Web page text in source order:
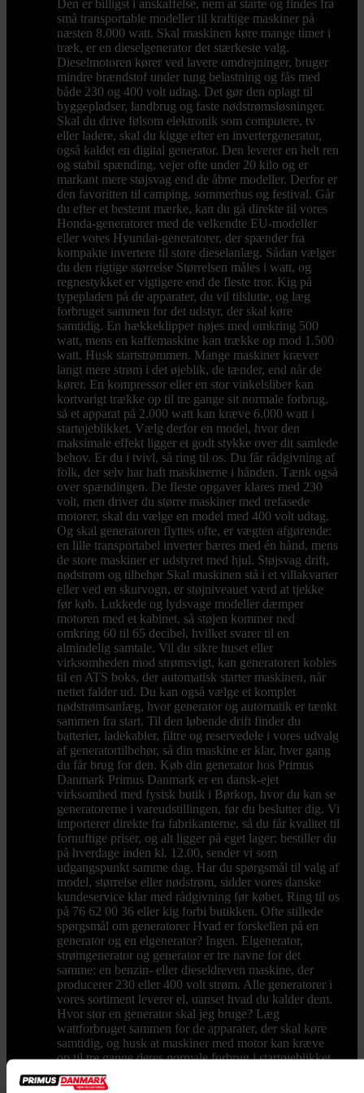
Den er billigst i anskaffelse, nem at starte og findes fra
små transportable modeller til kraftige maskiner på
næsten 8.000 watt. Skal maskinen køre mange timer i
træk, er en dieselgenerator det stærkeste valg.
Dieselmotoren kører ved lavere omdrejninger, bruger
mindre brændstof under tung belastning og fås med
både 230 og 400 volt udtag. Det gør den oplagt til
byggepladser, landbrug og faste nødstrømsløsninger.
Skal du drive følsom elektronik som computere, tv
eller ladere, skal du kigge efter en invertergenerator,
også kaldet en digital generator. Den leverer en helt ren
og stabil spænding, vejer ofte under 20 kilo og er
markant mere støjsvag end de åbne modeller. Derfor er
den favoritten til camping, sommerhus og festival. Går
du efter et bestemt mærke, kan du gå direkte til vores
Honda-generatorer med de velkendte EU-modeller
eller vores Hyundai-generatorer, der spænder fra
kompakte invertere til store dieselanlæg. Sådan vælger
du den rigtige størrelse Størrelsen måles i watt, og
regnestykket er vigtigere end de fleste tror. Kig på
typepladen på de apparater, du vil tilslutte, og læg
forbruget sammen for det udstyr, der skal køre
samtidig. En hækkeklipper nøjes med omkring 500
watt, mens en kaffemaskine kan trække op mod 1.500
watt. Husk startstrømmen. Mange maskiner kræver
langt mere strøm i det øjeblik, de tænder, end når de
kører. En kompressor eller en stor vinkelsliber kan
kortvarigt trække op til tre gange sit normale forbrug,
så et apparat på 2.000 watt kan kræve 6.000 watt i
startøjeblikket. Vælg derfor en model, hvor den
maksimale effekt ligger et godt stykke over dit samlede
behov. Er du i tvivl, så ring til os. Du får rådgivning af
folk, der selv har haft maskinerne i hånden. Tænk også
over spændingen. De fleste opgaver klares med 230
volt, men driver du større maskiner med trefasede
motorer, skal du vælge en model med 400 volt udtag.
Og skal generatoren flyttes ofte, er vægten afgørende:
en lille transportabel inverter bæres med én hånd, mens
de store maskiner er udstyret med hjul. Støjsvag drift,
nødstrøm og tilbehør Skal maskinen stå i et villakvarter
eller ved en skurvogn, er støjniveauet værd at tjekke
før køb. Lukkede og lydsvage modeller dæmper
motoren med et kabinet, så støjen kommer ned
omkring 60 til 65 decibel, hvilket svarer til en
almindelig samtale. Vil du sikre huset eller
virksomheden mod strømsvigt, kan generatoren kobles
til en ATS boks, der automatisk starter maskinen, når
nettet falder ud. Du kan også vælge et komplet
nødstrømsanlæg, hvor generator og automatik er tænkt
sammen fra start. Til den løbende drift finder du
batterier, ladekabler, filtre og reservedele i vores udvalg
af generatortilbehør, så din maskine er klar, hver gang
du får brug for den. Køb din generator hos Primus
Danmark Primus Danmark er en dansk-ejet
virksomhed med fysisk butik i Børkop, hvor du kan se
generatorerne i vareudstillingen, før du beslutter dig. Vi
importerer direkte fra fabrikanterne, så du får kvalitet til
fornuftige priser, og alt ligger på eget lager: bestiller du
på hverdage inden kl. 12.00, sender vi som
udgangspunkt samme dag. Har du spørgsmål til valg af
model, størrelse eller nødstrøm, sidder vores danske
kundeservice klar med rådgivning før købet. Ring til os
på 76 62 00 36 eller kig forbi butikken. Ofte stillede
spørgsmål om generatorer Hvad er forskellen på en
generator og en elgenerator? Ingen. Elgenerator,
strømgenerator og generator er tre navne for det
samme: en benzin- eller dieseldreven maskine, der
producerer 230 eller 400 volt strøm. Alle generatorer i
vores sortiment leverer el, uanset hvad du kalder dem.
Hvor stor en generator skal jeg bruge? Læg
wattforbruget sammen for de apparater, der skal køre
samtidig, og husk at maskiner med motor kan kræve
op til tre gange deres normale forbrug i startøjeblikket.
Til lettere opgaver rækker en lille model på 1.000 til
2.200 watt, mens byggeplads og nødstrøm til en